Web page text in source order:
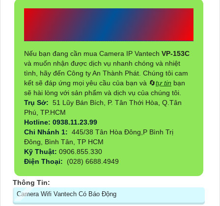
Nếu bạn đang cần mua Camera IP Vantech VP-153C
và muốn nhận được dịch vụ nhanh chóng và nhiệt
tình, hãy đến Công ty An Thành Phát. Chúng tôi cam
kết sẽ đáp ứng mọi yêu cầu của bạn và 🔄tự tin bạn
sẽ hài lòng với sản phẩm và dịch vụ của chúng tôi.
Trụ Sở: 51 Lũy Bán Bích, P. Tân Thới Hòa, Q.Tân
Phú, TP.HCM
Hotline: 0938.11.23.99
Chi Nhánh 1: 445/38 Tân Hòa Đông,P Bình Trị
Đông, Bình Tân, TP HCM
Kỹ Thuật: 0906.855.330
Điện Thoại:
(028) 6688.4949
Thông Tin:
Camera Wifi Vantech Có Báo Động